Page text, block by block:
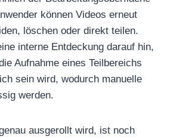
können Videos erneut
löschen oder direkt teilen.
interne Entdeckung darauf hin,
Aufnahme eines Teilbereichs
sein wird, wodurch manuelle
werden.
ausgerollt wird, ist noch